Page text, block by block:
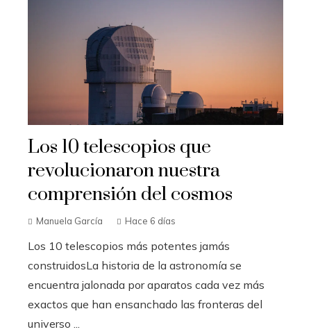
Los 10 telescopios que
revolucionaron nuestra
comprensión del cosmos
Manuela García Hace 6 días
Los 10 telescopios más potentes jamás
construidosLa historia de la astronomía se
encuentra jalonada por aparatos cada vez más
exactos que han ensanchado las fronteras del
universo ...